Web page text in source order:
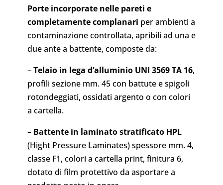
Porte incorporate nelle pareti e
completamente complanari per ambienti a
contaminazione controllata, apribili ad una e
due ante a battente, composte da:
–Telaio in lega d’alluminio UNI 3569 TA 16,
profili sezione mm. 45 con battute e spigoli
rotondeggiati, ossidati argento o con colori
a cartella.
– Battente in laminato stratificato HPL
(Hight Pressure Laminates) spessore mm. 4,
classe F1, colori a cartella print, finitura 6,
dotato di film protettivo da asportare a